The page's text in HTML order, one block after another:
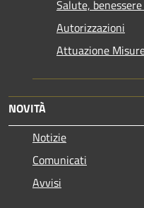
Salute,
Autorizzazioni
Attuazione
NOVITÀ
Notizie
Comunicati
Avvisi